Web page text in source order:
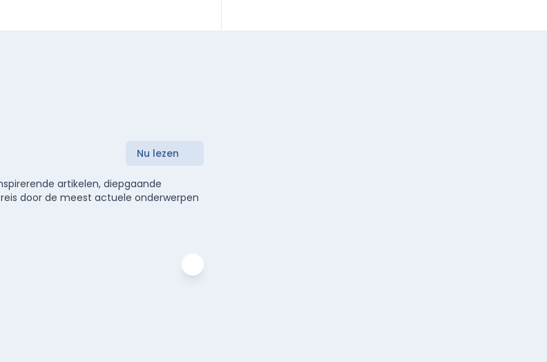
Nu lezen
artikelen, diepgaande
door de meest actuele onderwerpen